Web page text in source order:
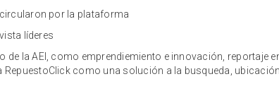
por la plataforma
líderes
de la AEI, como emprendiemiento e innovación, reportaje
RepuestoClick como una solución a la busqueda,